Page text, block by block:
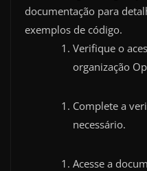
documentação para
exemplos de código.
Verifique o
organização
Complete a
necessário.
Acesse a